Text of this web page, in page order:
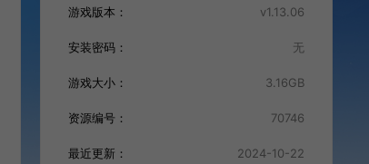
游戏版本： v1.13.06
安装密码： 无
游戏大小： 3.16GB
资源编号： 70746
最近更新： 2024-10-22